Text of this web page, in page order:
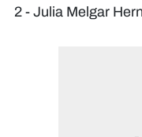
2 - Julia Melgar